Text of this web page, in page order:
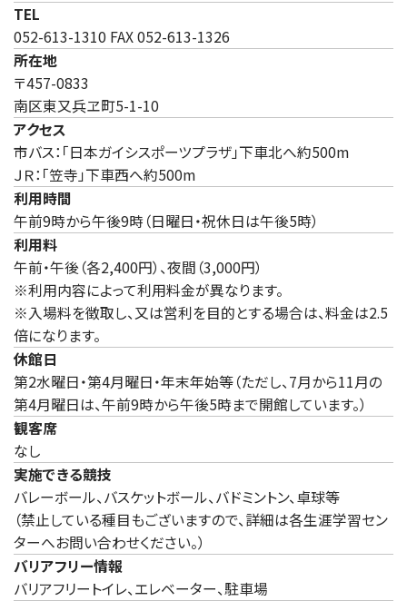
TEL
052-613-1310 FAX 052-613-1326
所在地
〒457-0833
南区東又兵ヱ町5-1-10
アクセス
市バス：「日本ガイシスポーツプラザ」下車北へ約500m
ＪＲ：「笠寺」下車西へ約500m
利用時間
午前9時から午後9時（日曜日・祝休日は午後5時）
利用料
午前・午後（各2,400円）、夜間（3,000円）
※利用内容によって利用料金が異なります。
※入場料を徴取し、又は営利を目的とする場合は、料金は2.5
倍になります。
休館日
第2水曜日・第4月曜日・年末年始等（ただし、7月から11月の
第4月曜日は、午前9時から午後5時まで開館しています。）
観客席
なし
実施できる競技
バレーボール、バスケットボール、バドミントン、卓球等
（禁止している種目もございますので、詳細は各生涯学習セン
ターへお問い合わせください。）
バリアフリー情報
バリアフリートイレ、エレベーター、駐車場